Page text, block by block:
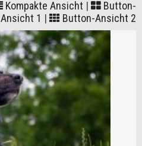
Kompakte Ansicht |
Button-
Ansicht 1 | Button-Ansicht 2